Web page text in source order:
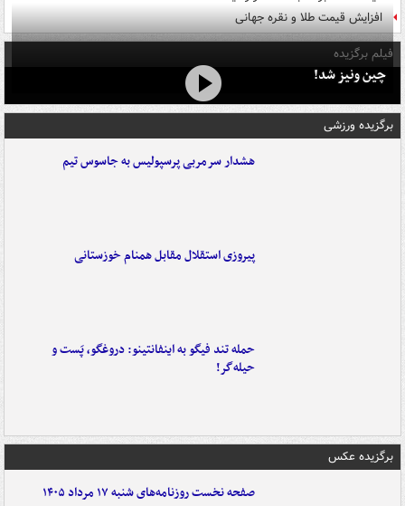
افزایش قیمت طلا و نقره جهانی
فیلم برگزیده
چین ونیز شد!
برگزیده ورزشی
هشدار سرمربی پرسپولیس به جاسوس تیم
پیروزی استقلال مقابل همنام خوزستانی
حمله تند فیگو به اینفانتینو: دروغگو، پَست‌ و
حیله‌گر!
برگزیده عکس
صفحه نخست روزنامه‌های شنبه ۱۷ مرداد ۱۴۰۵